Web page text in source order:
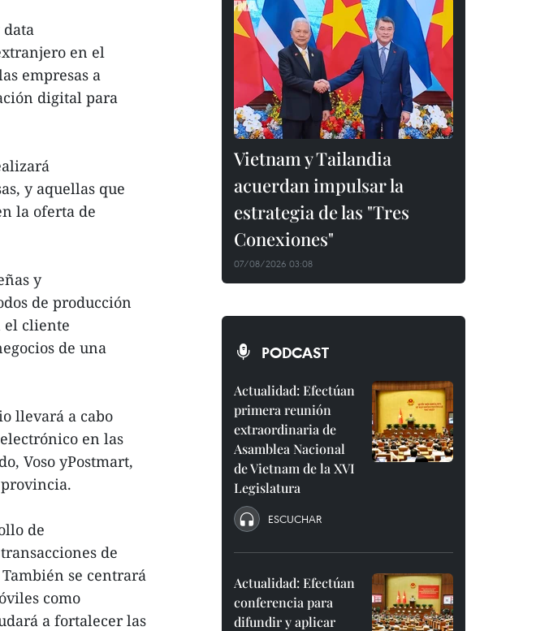
en el
empresas a
digital para
y aquellas que
la oferta de
y
de producción
el cliente
de una
llevará a cabo
en las
Voso yPostmart,
de
de
se centrará
como
a fortalecer las
Vietnam y Tailandia
acuerdan impulsar la
estrategia de las "Tres
Conexiones"
07/08/2026 03:08
PODCAST
Actualidad: Efectúan
primera reunión
extraordinaria de
Asamblea Nacional
de Vietnam de la XVI
Legislatura
ESCUCHAR
Actualidad: Efectúan
conferencia para
difundir y aplicar